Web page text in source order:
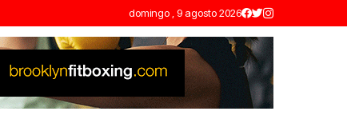
domingo , 9 agosto 2026